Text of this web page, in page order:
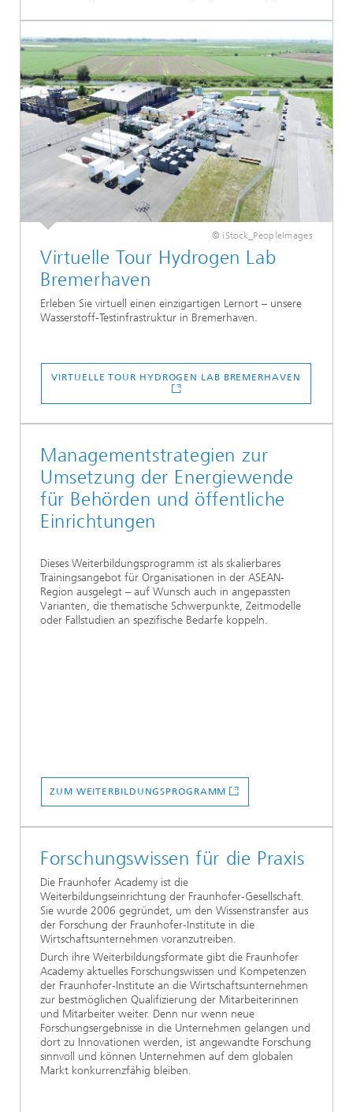
© iStock_PeopleImages
Virtuelle Tour Hydrogen Lab
Bremerhaven
Erleben Sie virtuell einen einzigartigen Lernort – unsere
Wasserstoff-Testinfrastruktur in Bremerhaven.
VIRTUELLE TOUR HYDROGEN LAB BREMERHAVEN
Managementstrategien zur
Umsetzung der Energiewende
für Behörden und öffentliche
Einrichtungen
Dieses Weiterbildungsprogramm ist als skalierbares
Trainingsangebot für Organisationen in der ASEAN-
Region ausgelegt – auf Wunsch auch in angepassten
Varianten, die thematische Schwerpunkte, Zeitmodelle
oder Fallstudien an spezifische Bedarfe koppeln.
ZUM WEITERBILDUNGSPROGRAMM
Forschungswissen für die Praxis
Die Fraunhofer Academy ist die
Weiterbildungseinrichtung der Fraunhofer-Gesellschaft.
Sie wurde 2006 gegründet, um den Wissenstransfer aus
der Forschung der Fraunhofer-Institute in die
Wirtschaftsunternehmen voranzutreiben.
Durch ihre Weiterbildungsformate gibt die Fraunhofer
Academy aktuelles Forschungswissen und Kompetenzen
der Fraunhofer-Institute an die Wirtschaftsunternehmen
zur bestmöglichen Qualifizierung der Mitarbeiterinnen
und Mitarbeiter weiter. Denn nur wenn neue
Forschungsergebnisse in die Unternehmen gelangen und
dort zu Innovationen werden, ist angewandte Forschung
sinnvoll und können Unternehmen auf dem globalen
Markt konkurrenzfähig bleiben.